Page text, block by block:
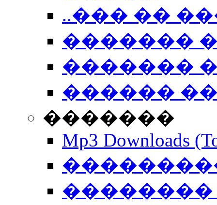
..��� ��
�������
�������
������
�������
Mp3 Downloads
��������